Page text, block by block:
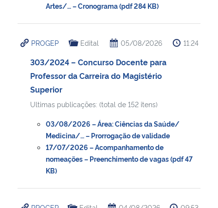
Artes/… – Cronograma (pdf 284 KB)
PROGEP Edital 05/08/2026 11:24
303/2024 – Concurso Docente para
Professor da Carreira do Magistério
Superior
Ultimas publicações: (total de 152 itens)
03/08/2026 – Área: Ciências da Saúde/
Medicina/… – Prorrogação de validade
17/07/2026 – Acompanhamento de
nomeações – Preenchimento de vagas (pdf 47
KB)